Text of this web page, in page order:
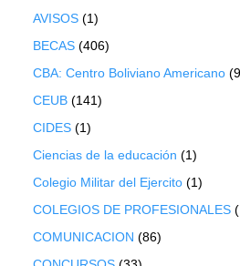
AVISOS (1)
BECAS (406)
CBA: Centro Boliviano Americano
CEUB (141)
CIDES (1)
Ciencias de la educación (1)
Colegio Militar del Ejercito (1)
COLEGIOS DE PROFESIONALES
COMUNICACION (86)